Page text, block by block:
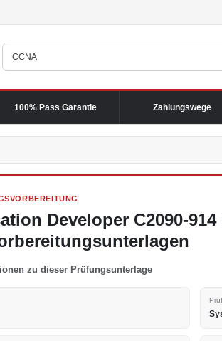
100% Pass Garantie Zahlungswege
Developer C2090-
zu dieser Prüfungsunterlage